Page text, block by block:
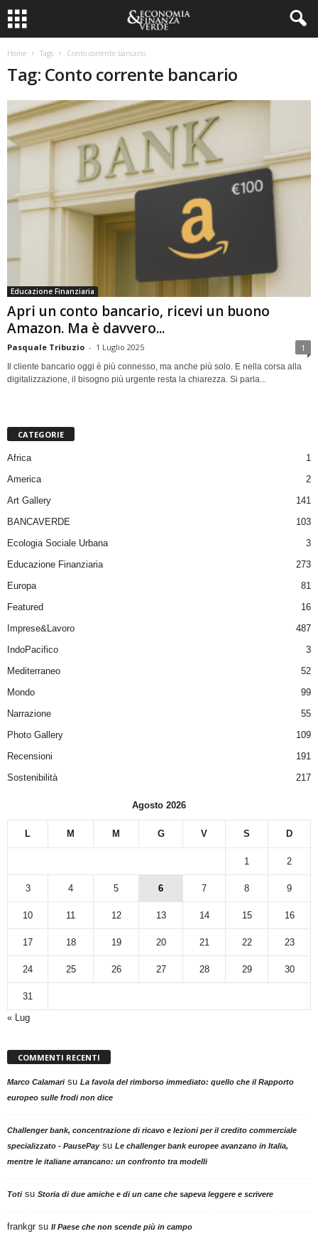
Home Tags Conto corrente bancario
Tag: Conto corrente bancario
Educazione Finanziaria
Apri un conto bancario, ricevi un buono
Amazon. Ma è davvero...
Pasquale Tribuzio - 1 Luglio 2025 1
Il cliente bancario oggi è più connesso, ma anche più solo. E nella corsa alla
digitalizzazione, il bisogno più urgente resta la chiarezza. Si parla...
CATEGORIE
Africa
1
America
2
Art Gallery
141
BANCAVERDE
103
Ecologia Sociale Urbana
3
Educazione Finanziaria
273
Europa
81
Featured
16
Imprese&Lavoro
487
IndoPacifico
3
Mediterraneo
52
Mondo
99
Narrazione
55
Photo Gallery
109
Recensioni
191
Sostenibilità
217
Agosto 2026
L M M G V S D
1 2
3 4 5 6 7 8 9
10 11 12 13 14 15 16
17 18 19 20 21 22 23
24 25 26 27 28 29 30
31
« Lug
COMMENTI RECENTI
Marco Calamarisu La favola del rimborso immediato: quello che il Rapporto
europeo sulle frodi non dice
Challenger bank, concentrazione di ricavo e lezioni per il credito commerciale
specializzato - PausePaysu Le challenger bank europee avanzano in Italia,
mentre le italiane arrancano: un confronto tra modelli
Totisu Storia di due amiche e di un cane che sapeva leggere e scrivere
frankgr su Il Paese che non scende più in campo